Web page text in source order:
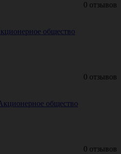
0 отзывов
общество
0 отзывов
общество
0 отзывов